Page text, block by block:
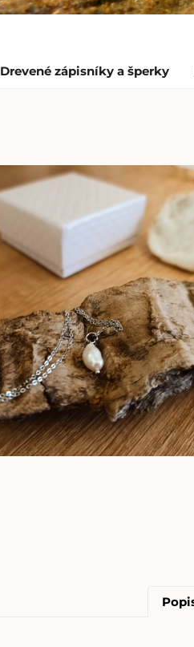
Drevené zápisníky a šperky